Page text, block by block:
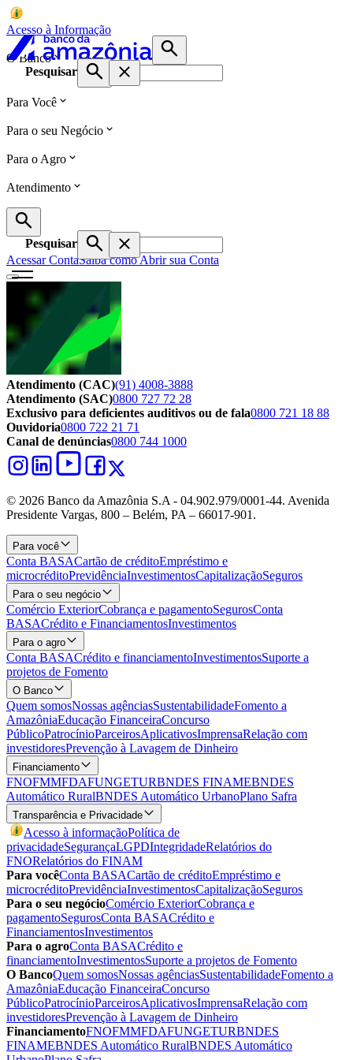
Acesso à Informação
O Banco
Pesquisar
Para Você
Para o seu Negócio
Para o Agro
Atendimento
Pesquisar
Acessar ContaSaiba como Abrir sua Conta
Atendimento (CAC)(91) 4008-3888
Atendimento (SAC)0800 727 72 28
Exclusivo para deficientes auditivos ou de fala0800 721 18 88
Ouvidoria0800 722 21 71
Canal de denúncias0800 744 1000
© 2026 Banco da Amazônia S.A - 04.902.979/0001‐44. Avenida
Presidente Vargas, 800 – Belém, PA – 66017-901.
Para você
Conta BASACartão de créditoEmpréstimo e
microcréditoPrevidênciaInvestimentosCapitalizaçãoSeguros
Para o seu negócio
Comércio ExteriorCobrança e pagamentoSegurosConta
BASACrédito e FinanciamentosInvestimentos
Para o agro
Conta BASACrédito e financiamentoInvestimentosSuporte a
projetos de Fomento
O Banco
Quem somosNossas agênciasSustentabilidadeFomento a
AmazôniaEducação FinanceiraConcurso
PúblicoPatrocínioParceirosAplicativosImprensaRelação com
investidoresPrevenção à Lavagem de Dinheiro
Financiamento
FNOFMMFDAFUNGETURBNDES FINAMEBNDES
Automático RuralBNDES Automático UrbanoPlano Safra
Transparência e Privacidade
Acesso à informaçãoPolítica de
privacidadeSegurançaLGPDIntegridadeRelatórios do
FNORelatórios do FINAM
Para vocêConta BASACartão de créditoEmpréstimo e
microcréditoPrevidênciaInvestimentosCapitalizaçãoSeguros
Para o seu negócioComércio ExteriorCobrança e
pagamentoSegurosConta BASACrédito e
FinanciamentosInvestimentos
Para o agroConta BASACrédito e
financiamentoInvestimentosSuporte a projetos de Fomento
O BancoQuem somosNossas agênciasSustentabilidadeFomento a
AmazôniaEducação FinanceiraConcurso
PúblicoPatrocínioParceirosAplicativosImprensaRelação com
investidoresPrevenção à Lavagem de Dinheiro
FinanciamentoFNOFMMFDAFUNGETURBNDES
FINAMEBNDES Automático RuralBNDES Automático